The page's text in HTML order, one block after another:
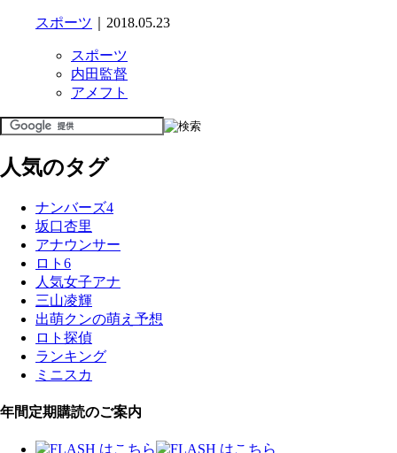
スポーツ ｜2018.05.23
スポーツ
内田監督
アメフト
人気のタグ
ナンバーズ4
坂口杏里
アナウンサー
ロト6
人気女子アナ
三山凌輝
出萌クンの萌え予想
ロト探偵
ランキング
ミニスカ
年間定期購読のご案内